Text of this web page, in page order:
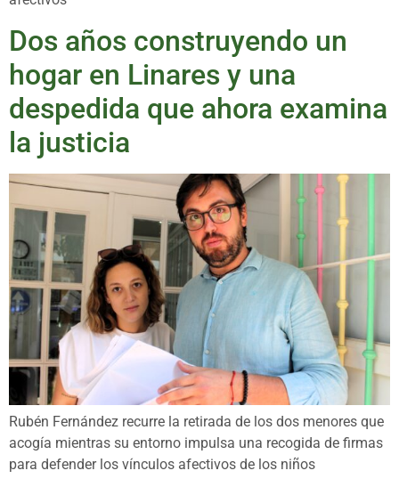
Dos años construyendo un
hogar en Linares y una
despedida que ahora examina
la justicia
Rubén Fernández recurre la retirada de los dos menores que
acogía mientras su entorno impulsa una recogida de firmas
para defender los vínculos afectivos de los niños